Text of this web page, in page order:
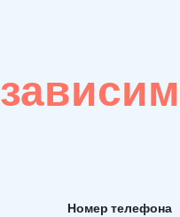
Номер телефона